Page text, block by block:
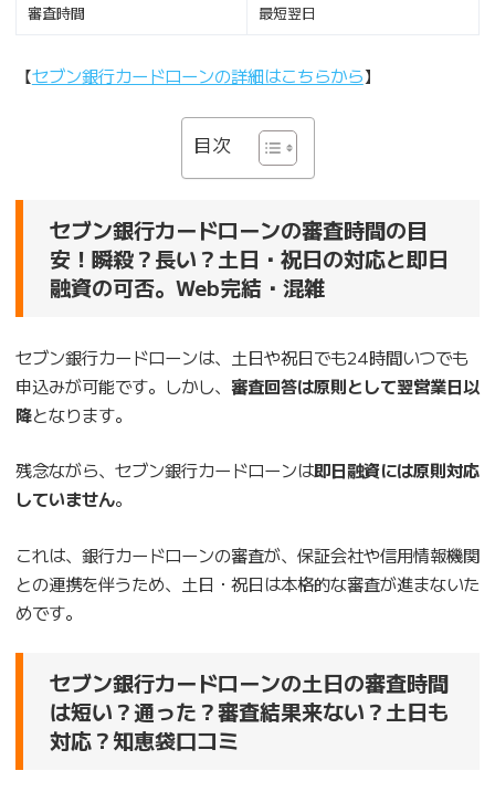
審査時間 最短翌日
【セブン銀行カードローンの詳細はこちらから】
目次
セブン銀行カードローンの審査時間の目
安！瞬殺？長い？土日・祝日の対応と即日
融資の可否。Web完結・混雑
セブン銀行カードローンは、土日や祝日でも24時間いつでも
申込みが可能です。しかし、 審査回答は原則として翌営業日以
降となります。
残念ながら、セブン銀行カードローンは即日融資には原則対応
していません。
これは、銀行カードローンの審査が、保証会社や信用情報機関
との連携を伴うため、土日・祝日は本格的な審査が進まないた
めです。
セブン銀行カードローンの土日の審査時間
は短い？通った？審査結果来ない？土日も
対応？知恵袋口コミ